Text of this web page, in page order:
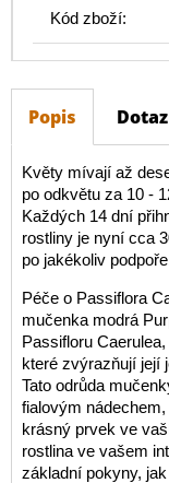
Kód zboží:
Popis
Květy mívají až
po odkvětu za 10 -
Každých 14 dní
rostliny je nyní cca
po jakékoliv
Péče o Passiflora
mučenka modrá
Passifloru
které zvýrazňují její
Tato odrůda
fialovým
krásný prvek ve
rostlina ve vašem
základní pokyny,